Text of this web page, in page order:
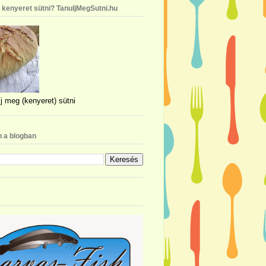
sütni? TanuljMegSutni.hu
meg (kenyeret) sütni
a blogban